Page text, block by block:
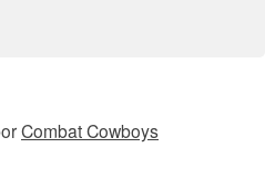
Combat Cowboys